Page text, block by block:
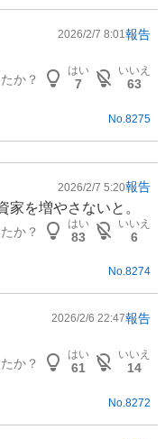
2026/2/7 8:01報告
か？
はい
7
いいえ
63
No. 8275
2026/2/7 5:20報告
家を増やさないと。
か？
はい
83
いいえ
6
No.8274
2026/2/6 22:47報告
か？
はい
61
いいえ
14
No. 8272